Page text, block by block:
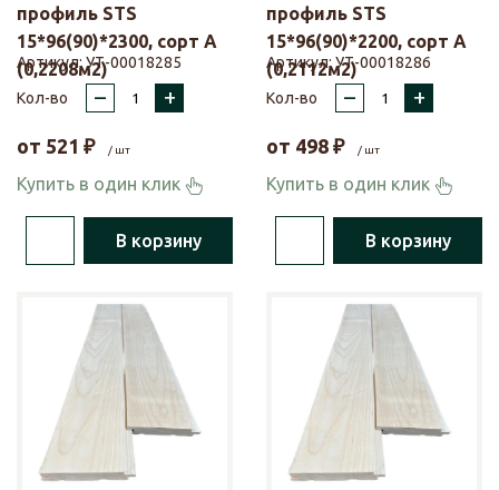
профиль STS
15*96(90)*2300, сорт А
(0,2208м2)
Артикул:УТ-00018285
Кол-во
– +
от 521 ₽ / шт
Купить в один клик
В корзину
профиль STS
15*96(90)*2200, сорт А
(0,2112м2)
Артикул:УТ-00018286
Кол-во
– +
от 498 ₽ / шт
Купить в один клик
В корзину